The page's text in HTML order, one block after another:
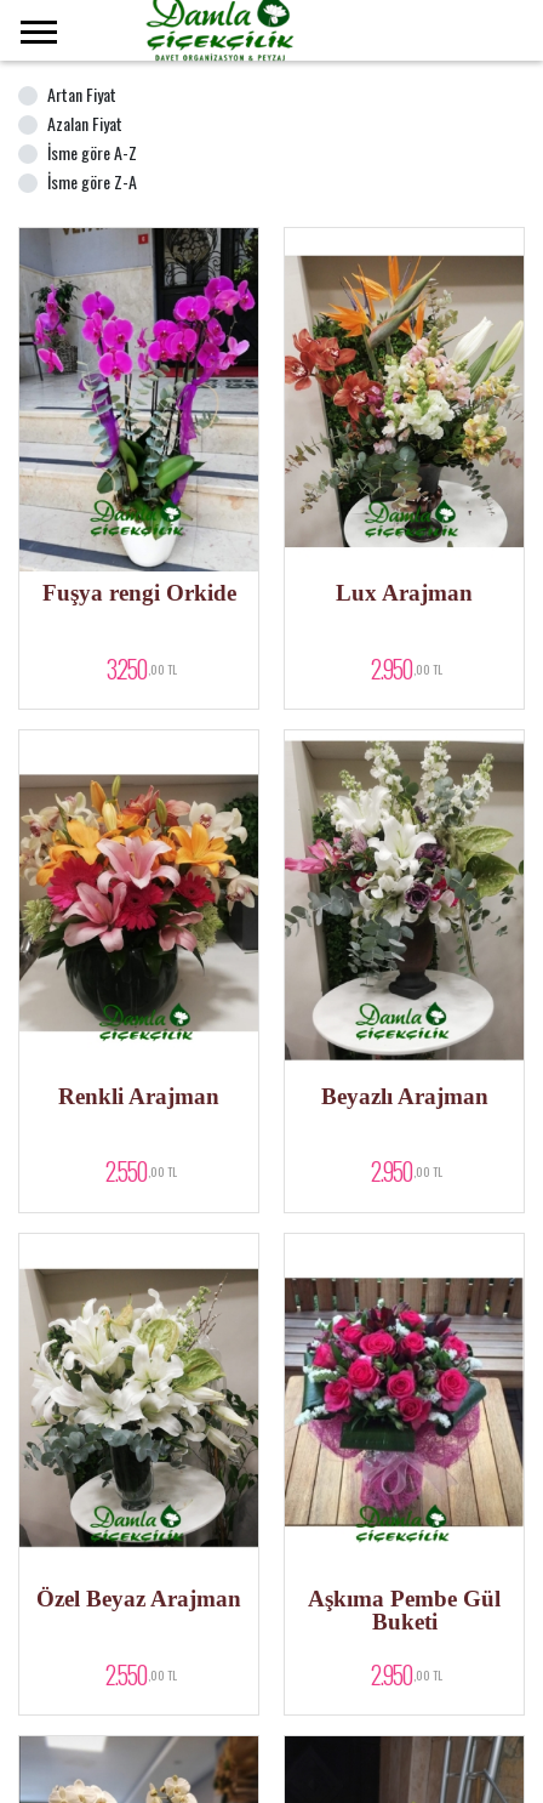
Artan Fiyat
Azalan Fiyat
İsme göre A-Z
İsme göre Z-A
Fuşya rengi Orkide
3.250,00 TL
Lux Arajman
2.950 ,00 TL
Renkli Arajman
2.550 ,00 TL
Beyazlı Arajman
2.950 ,00 TL
Özel Beyaz Arajman
2.550 ,00 TL
Aşkıma Pembe Gül
Buketi
2.950 ,00 TL